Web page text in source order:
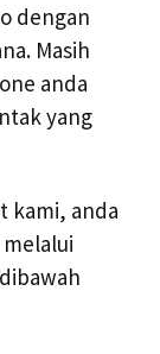
dengan
Masih
anda
yang
kami, anda